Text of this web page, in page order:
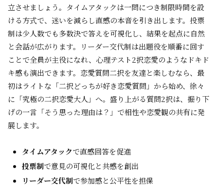
立させましょう。タイムアタックは一問につき制限時間を設
ける方式で、迷いを減らし直感の本音を引き出します。投票
制は少人数でも多数決で答えを可視化し、結果を起点に自然
と会話が広がります。リーダー交代制は出題役を順番に回す
ことで全員が主役になれ、心理テスト2択恋愛のようなドキド
キ感も演出できます。恋愛質問二択を友達と楽しむなら、最
初はライトな「二択どっちが好き恋愛質問」から始め、徐々
に「究極の二択恋愛大人」へ。盛り上がる質問2択は、掘り下
げの一言「そう思った理由は？」で相性や恋愛観の共有に発
展します。
タイムアタックで直感回答を促進
投票制で意見の可視化と共感を創出
リーダー交代制で参加感と公平性を担保